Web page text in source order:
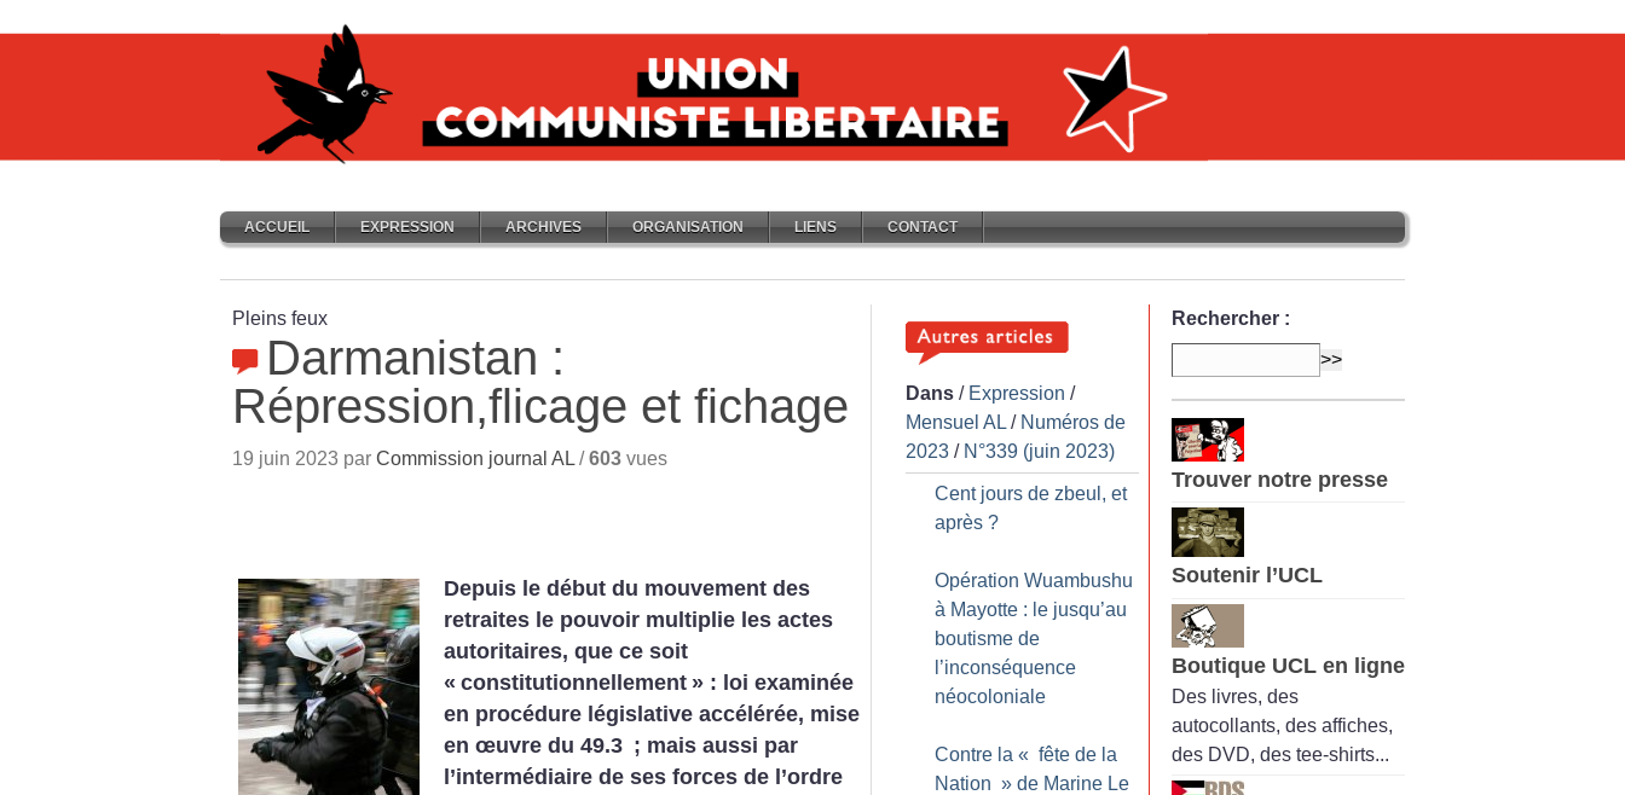
ACCUEIL EXPRESSION ARCHIVES ORGANISATION LIENS CONTACT
Pleins feux
Darmanistan :
Répression,flicage et fichage
19 juin 2023 par Commission journal AL /603 vues
Depuis le début du mouvement des
retraites le pouvoir multiplie les actes
autoritaires, que ce soit
« constitutionnellement » : loi examinée
en procédure législative accélérée, mise
en œuvre du 49.3 ; mais aussi par
l’intermédiaire de ses forces de l’ordre
Dans / Expression /
Mensuel AL / Numéros de
2023 / N°339 (juin 2023)
Cent jours de zbeul, et
après ?
Opération Wuambushu
à Mayotte : le jusqu’au
boutisme de
l’inconséquence
néocoloniale
Contre la « fête de la
Nation » de Marine Le
Rechercher :
Trouver notre presse
Soutenir l’UCL
Boutique UCL en ligne
Des livres, des
autocollants, des affiches,
des DVD, des tee-shirts...